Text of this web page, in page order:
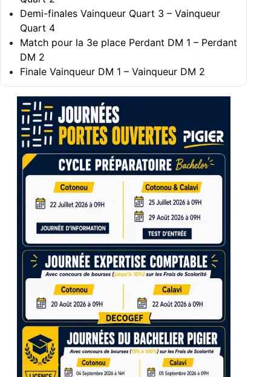
Demi-finales Vainqueur Quart 3 – Vainqueur
Quart 4
Match pour la 3e place Perdant DM 1 – Perdant
DM 2
Finale Vainqueur DM 1 – Vainqueur DM 2